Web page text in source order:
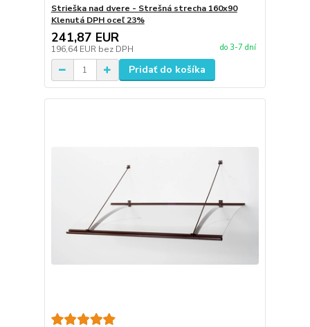
Strieška nad dvere - Strešná strecha 160x90
Klenutá DPH oceľ 23%
241,87 EUR
196,64 EUR bez DPH do 3-7 dní
Pridať do košíka